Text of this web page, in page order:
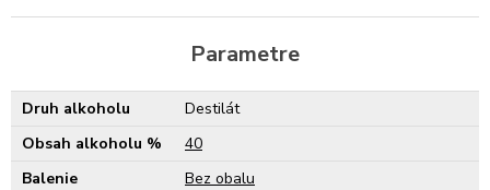
Parametre
Druh alkoholu
Destilát
Obsah alkoholu %
40
Balenie
Bez obalu